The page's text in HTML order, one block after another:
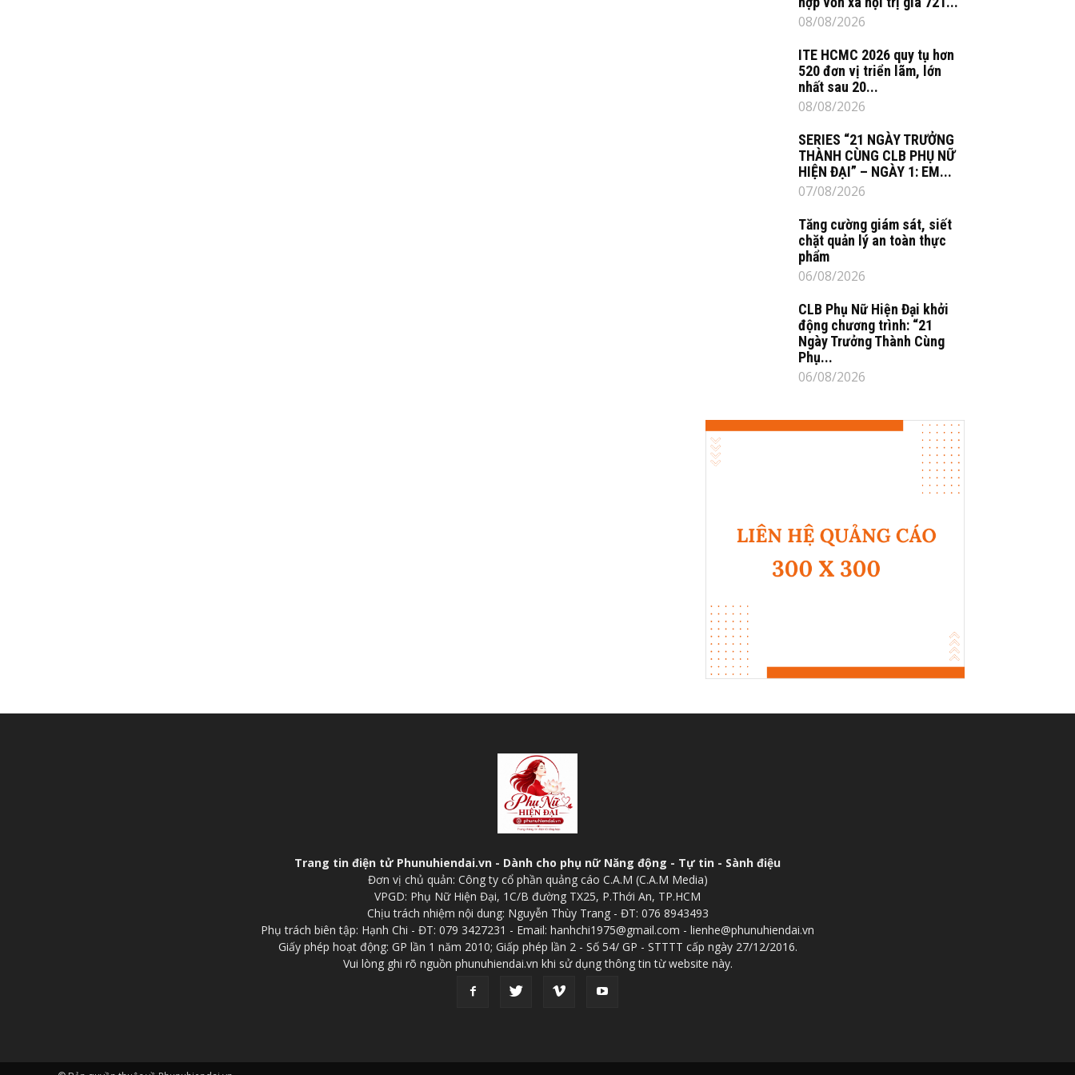
08/08/2026
ITE HCMC 2026 quy tụ hơn
520 đơn vị triển lãm, lớn
nhất sau 20...
08/08/2026
SERIES “21 NGÀY TRƯỞNG
THÀNH CÙNG CLB PHỤ NỮ
HIỆN ĐẠI” – NGÀY 1: EM...
07/08/2026
Tăng cường giám sát, siết
chặt quản lý an toàn thực
phẩm
06/08/2026
CLB Phụ Nữ Hiện Đại khởi
động chương trình: “21
Ngày Trưởng Thành Cùng
Phụ...
06/08/2026
Trang tin điện tử Phunuhiendai.vn - Dành cho phụ nữ Năng động - Tự tin - Sành điệu
Đơn vị chủ quản: Công ty cổ phần quảng cáo C.A.M (C.A.M Media)
VPGD: Phụ Nữ Hiện Đại, 1C/B đường TX25, P.Thới An, TP.HCM
Chịu trách nhiệm nội dung: Nguyễn Thùy Trang - ĐT: 076 8943493
Phụ trách biên tập: Hạnh Chi - ĐT: 079 3427231 - Email: hanhchi1975@gmail.com - lienhe@phunuhiendai.vn
Giấy phép hoạt động: GP lần 1 năm 2010; Giấp phép lần 2 - Số 54/ GP - STTTT cấp ngày 27/12/2016.
Vui lòng ghi rõ nguồn phunuhiendai.vn khi sử dụng thông tin từ website này.